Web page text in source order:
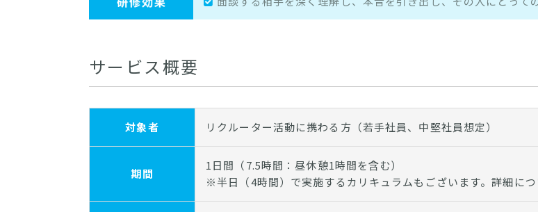
サービス概要
対象者 リクルーター活動に携わる方（若手社員、中堅社員想定）
期間
1日間（7.5時間：昼休憩1時間を含む）
※半日（4時間）で実施するカリキュラムもございます。詳細につ